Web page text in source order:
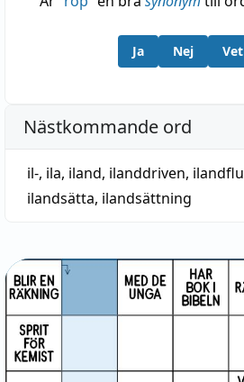
konsonantstam*iliþ . — Härtill
fornisländska o. fornnorskailké
Ja Nej
Nästkommande ord
il-, ila, iland, ilanddriven,
ilandsätta, ilandsättning